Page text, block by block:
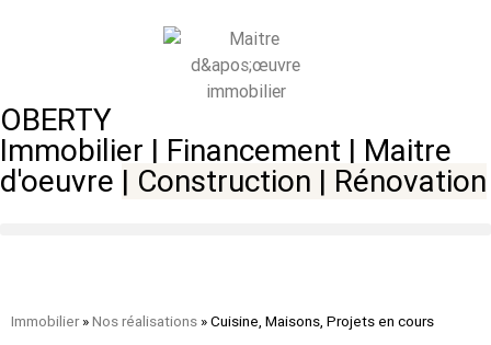
OBERTY
Immobilier | Financement | Maitre
d'oeuvre | Construction | Rénovation
Immobilier»Nos réalisations »Cuisine, Maisons, Projets en cours